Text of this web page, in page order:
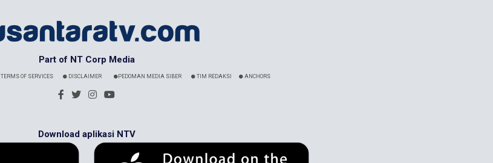
Part of NT Corp Media
TERMS OF SERVICES DISCLAIMER PEDOMAN MEDIA SIBER TIM REDAKSI ANCHORS
Download aplikasi NTV